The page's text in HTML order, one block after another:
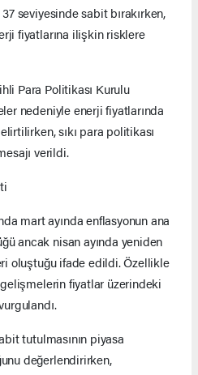
seviyesinde sabit bırakırken,
fiyatlarına ilişkin risklere
Para Politikası Kurulu
nedeniyle enerji fiyatlarında
sıkı para politikası
verildi.
mart ayında enflasyonun ana
ancak nisan ayında yeniden
oluştuğu ifade edildi. Özellikle
fiyatlar üzerindeki
tutulmasının piyasa
değerlendirirken,